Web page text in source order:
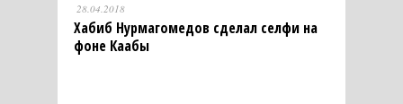
28.04.2018
Хабиб Нурмагомедов сделал селфи на
фоне Каабы